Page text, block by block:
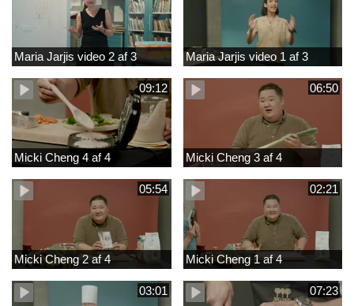
Maria Jarjis video 2 af 3 Maria Jarjis video 1 af 3
09:12
Micki Cheng 4 af 4
06:50
Micki Cheng 3 af 4
05:54
Micki Cheng 2 af 4
02:21
Micki Cheng 1 af 4
03:01 07:23